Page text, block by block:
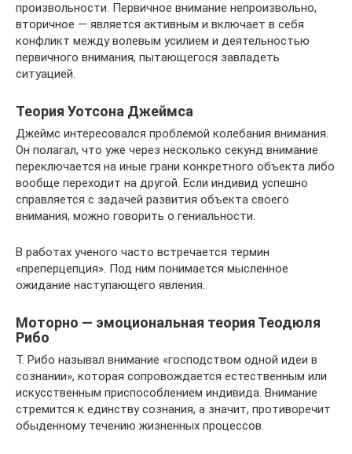
произвольности. Первичное внимание непроизвольно,
вторичное — является активным и включает в себя
конфликт между волевым усилием и деятельностью
первичного внимания, пытающегося завладеть
ситуацией.
Теория Уотсона Джеймса
Джеймс интересовался проблемой колебания внимания.
Он полагал, что уже через несколько секунд внимание
переключается на иные грани конкретного объекта либо
вообще переходит на другой. Если индивид успешно
справляется с задачей развития объекта своего
внимания, можно говорить о гениальности.
В работах ученого часто встречается термин
«преперцепция». Под ним понимается мысленное
ожидание наступающего явления.
Моторно — эмоциональная теория Теодюля
Рибо
Т. Рибо называл внимание «господством одной идеи в
сознании», которая сопровождается естественным или
искусственным приспособлением индивида. Внимание
стремится к единству сознания, а значит, противоречит
обыденному течению жизненных процессов.